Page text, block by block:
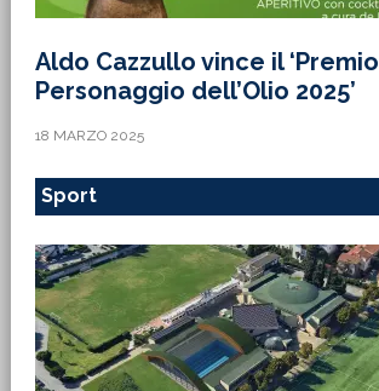
Aldo Cazzullo vince il ‘Premio
Personaggio dell’Olio 2025’
18 MARZO 2025
Sport